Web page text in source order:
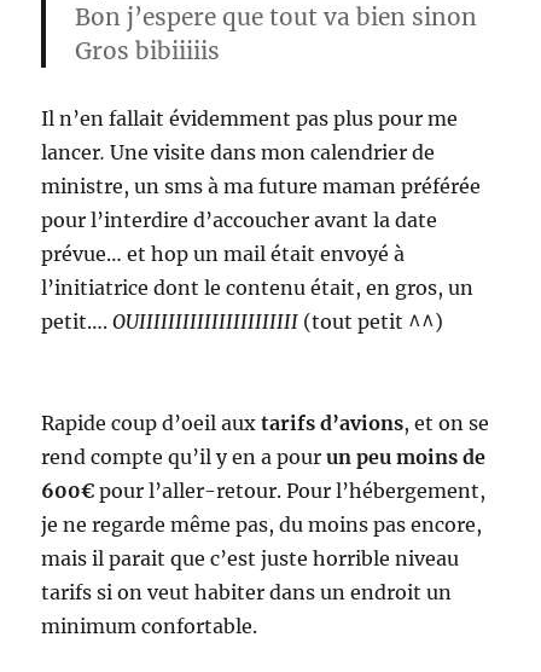
Bon j’espere que tout va bien sinon
Gros bibiiiiis
Il n’en fallait évidemment pas plus pour me
lancer.Une visite dans mon calendrier de
ministre, un sms à ma future maman préférée
pour l’interdire d’accoucher avant la date
prévue… et hop un mail était envoyé à
l’initiatrice dont le contenu était, en gros, un
petit….OUIIIIIIIIIIIIIIIIIIIIII (tout petit ^^)
Rapide coup d’oeil auxtarifs d’avions, et on se
rend compte qu’il y en a pourun peu moins de
600€ pour l’aller-retour. Pour l’hébergement,
je ne regarde même pas, du moins pas encore,
mais il parait que c’est juste horrible niveau
tarifs si on veut habiter dans un endroit un
minimum confortable.